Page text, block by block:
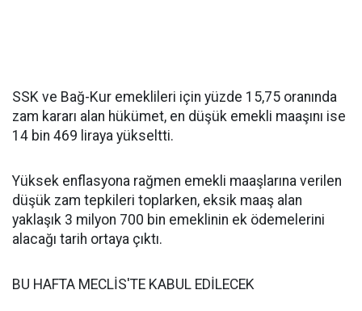
SSK ve Bağ-Kur emeklileri için yüzde 15,75 oranında
zam kararı alan hükümet, en düşük emekli maaşını ise
14 bin 469 liraya yükseltti.
Yüksek enflasyona rağmen emekli maaşlarına verilen
düşük zam tepkileri toplarken, eksik maaş alan
yaklaşık 3 milyon 700 bin emeklinin ek ödemelerini
alacağı tarih ortaya çıktı.
BU HAFTA MECLİS'TE KABUL EDİLECEK